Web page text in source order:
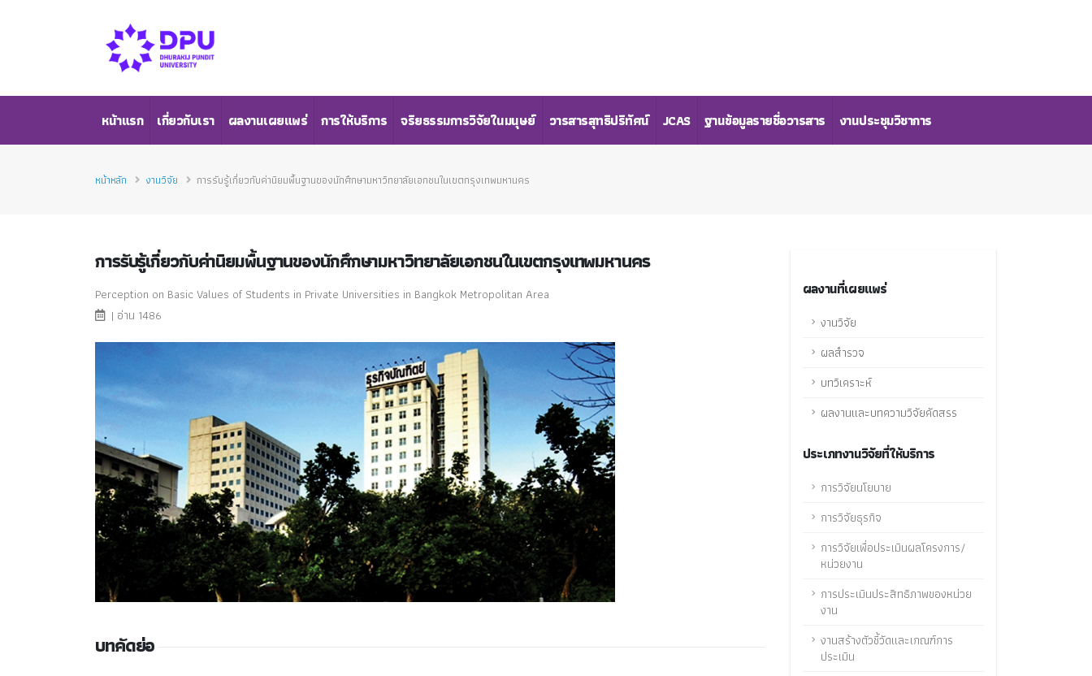
หน้าแรก เกี่ยวกับเรา ผลงานเผยแพร่ การให้บริการ จริยธรรมการวิจัยในมนุษย์ วารสารสุทธิปริทัศน์ JCAS ฐานข้อมูลรายชื่อวารสาร งานประชุมวิชาการ
หน้าหลัก งานวิจัย การรับรู้เกี่ยวกับค่านิยมพื้นฐานของนักศึกษามหาวิทยาลัยเอกชนในเขตกรุงเทพมหานคร
การรับรู้เกี่ยวกับค่านิยมพื้นฐานของนักศึกษามหาวิทยาลัยเอกชนในเขตกรุงเทพมหานคร
Perception on Basic Values of Students in Private Universities in Bangkok Metropolitan Area
| อ่าน 1486
บทคัดย่อ
ผลงานที่เผยแพร่
งานวิจัย
ผลสำรวจ
บทวิเคราะห์
ผลงานและบทความวิจัยคัดสรร
ประเภทงานวิจัยที่ให้บริการ
การวิจัยนโยบาย
การวิจัยธุรกิจ
การวิจัยเพื่อประเมินผลโครงการ/
หน่วยงาน
การประเมินประสิทธิภาพของหน่วย
งาน
งานสร้างตัวชี้วัดและเกณฑ์การ
ประเมิน